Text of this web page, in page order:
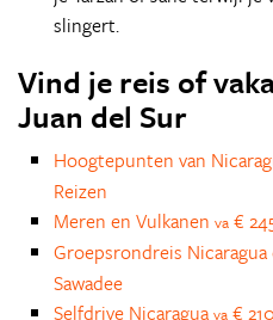
slingert.
Vind je reis of
Juan del Sur
Hoogtepunten van
Reizen
Meren en Vulkanen va €
Groepsrondreis Nicaragua
Sawadee
Selfdrive Nicaragua va €